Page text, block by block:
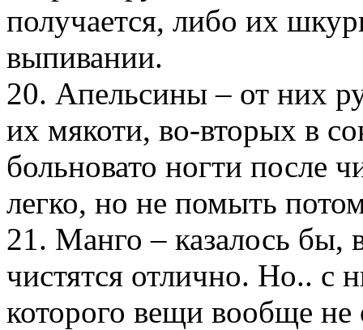
получается, либо их
выпивании.
20. Апельсины – от них
их мякоти, во-вторых в
больновато ногти после
легко, но не помыть
21. Манго – казалось бы,
чистятся отлично. Но.. с
которого вещи вообще не